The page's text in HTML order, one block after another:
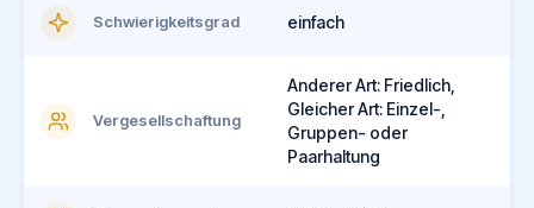
Schwierigkeitsgrad einfach
Vergesellschaftung
Anderer Art: Friedlich,
Gleicher Art: Einzel-,
Gruppen- oder
Paarhaltung